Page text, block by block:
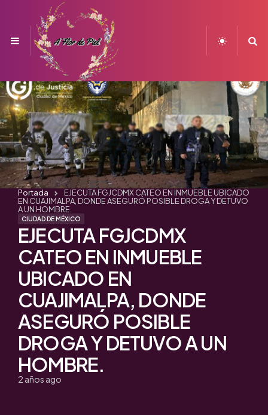
Menu
CIUDAD DE MÉXICO
EJECUTA FGJCDMX
CATEO EN INMUEBLE
UBICADO EN
CUAJIMALPA, DONDE
ASEGURÓ POSIBLE
DROGA Y DETUVO A UN
HOMBRE.
2 años ago
Portada
EJECUTA FGJCDMX CATEO EN INMUEBLE UBICADO
EN CUAJIMALPA, DONDE ASEGURÓ POSIBLE DROGA Y DETUVO
A UN HOMBRE.